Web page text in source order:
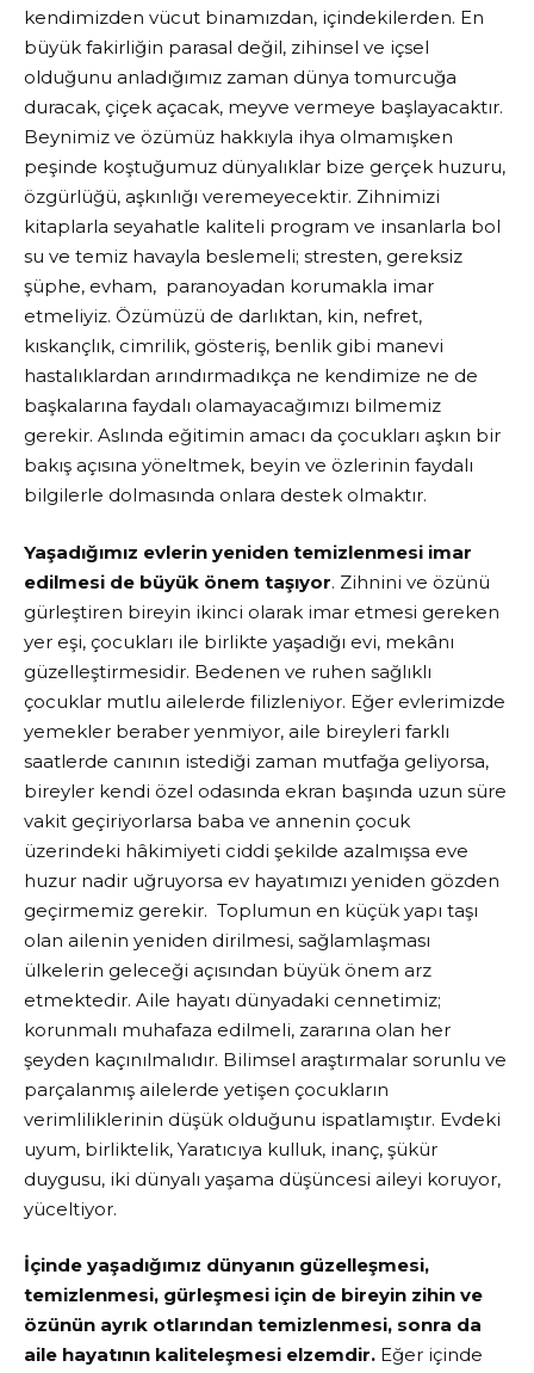
kendimizden vücut binamızdan, içindekilerden. En
büyük fakirliğin parasal değil, zihinsel ve içsel
olduğunu anladığımız zaman dünya tomurcuğa
duracak, çiçek açacak, meyve vermeye başlayacaktır.
Beynimiz ve özümüz hakkıyla ihya olmamışken
peşinde koştuğumuz dünyalıklar bize gerçek huzuru,
özgürlüğü, aşkınlığı veremeyecektir. Zihnimizi
kitaplarla seyahatle kaliteli program ve insanlarla bol
su ve temiz havayla beslemeli; stresten, gereksiz
şüphe, evham, paranoyadan korumakla imar
etmeliyiz. Özümüzü de darlıktan, kin, nefret,
kıskançlık, cimrilik, gösteriş, benlik gibi manevi
hastalıklardan arındırmadıkça ne kendimize ne de
başkalarına faydalı olamayacağımızı bilmemiz
gerekir. Aslında eğitimin amacı da çocukları aşkın bir
bakış açısına yöneltmek, beyin ve özlerinin faydalı
bilgilerle dolmasında onlara destek olmaktır.
Yaşadığımız evlerin yeniden temizlenmesi imar
edilmesi de büyük önem taşıyor. Zihnini ve özünü
gürleştiren bireyin ikinci olarak imar etmesi gereken
yer eşi, çocukları ile birlikte yaşadığı evi, mekânı
güzelleştirmesidir. Bedenen ve ruhen sağlıklı
çocuklar mutlu ailelerde filizleniyor. Eğer evlerimizde
yemekler beraber yenmiyor, aile bireyleri farklı
saatlerde canının istediği zaman mutfağa geliyorsa,
bireyler kendi özel odasında ekran başında uzun süre
vakit geçiriyorlarsa baba ve annenin çocuk
üzerindeki hâkimiyeti ciddi şekilde azalmışsa eve
huzur nadir uğruyorsa ev hayatımızı yeniden gözden
geçirmemiz gerekir. Toplumun en küçük yapı taşı
olan ailenin yeniden dirilmesi, sağlamlaşması
ülkelerin geleceği açısından büyük önem arz
etmektedir. Aile hayatı dünyadaki cennetimiz;
korunmalı muhafaza edilmeli, zararına olan her
şeyden kaçınılmalıdır. Bilimsel araştırmalar sorunlu ve
parçalanmış ailelerde yetişen çocukların
verimliliklerinin düşük olduğunu ispatlamıştır. Evdeki
uyum, birliktelik, Yaratıcıya kulluk, inanç, şükür
duygusu, iki dünyalı yaşama düşüncesi aileyi koruyor,
yüceltiyor.
İçinde yaşadığımız dünyanın güzelleşmesi,
temizlenmesi, gürleşmesi için de bireyin zihin ve
özünün ayrık otlarından temizlenmesi, sonra da
aile hayatının kaliteleşmesi elzemdir. Eğer içinde